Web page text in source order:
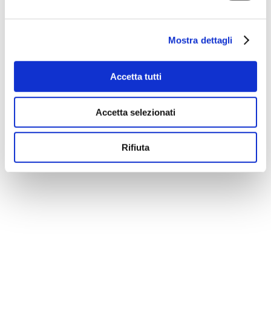
Mostra dettagli
Accetta tutti
Accetta selezionati
Rifiuta